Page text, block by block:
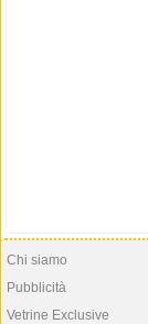
Chi siamo
Pubblicità
Vetrine Exclusive